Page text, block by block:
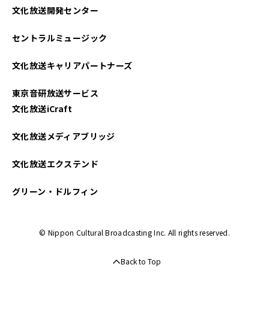
2024年03月
2024年02月
2024年01月
文化放送開発センター
セントラルミュージック
文化放送キャリアパートナーズ
東京音研放送サービス
文化放送iCraft
文化放送メディアブリッジ
文化放送エクステンド
グリーン・ドルフィン
© Nippon Cultural Broadcasting Inc. All rights reserved.
Back to Top